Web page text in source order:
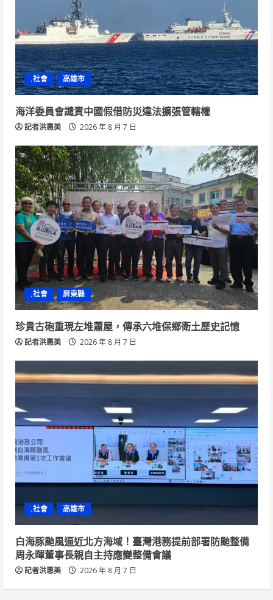
.社會 高雄市
海洋委員會譴責中國假借防災違法擴張管轄權
記者洪惠美 2026 年 8 月 7 日
.社會 屏東縣
珍貴古砲重現左堆蕭屋，傳承六堆保鄉衛土歷史記憶
記者洪惠美 2026 年 8 月 7 日
.社會 高雄市
白海豚颱風逼近北方海域！臺灣港務提前部署防颱整備
周永暉董事長親自主持應變整備會議
記者洪惠美 2026 年 8 月 7 日